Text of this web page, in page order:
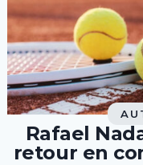
Rafael
retour en